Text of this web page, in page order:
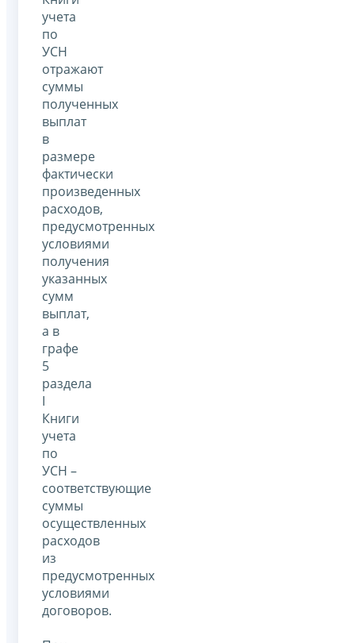
учета
по
УСН
отражают
суммы
полученных
выплат
в
размере
фактически
произведенных
расходов,
предусмотренных
условиями
получения
указанных
сумм
выплат,
а в
графе
5
раздела
I
Книги
учета
по
УСН –
соответствующие
суммы
осуществленных
расходов
из
предусмотренных
условиями
договоров.